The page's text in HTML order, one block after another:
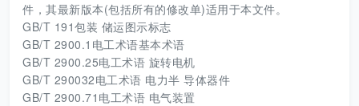
件，其最新版本(包括所有的修改单)适用于本文件。
GB/T 191包装 储运图示标志
GB/T 2900.1电工术语基本术语
GB/T 2900.25电工术语 旋转电机
GB/T 290032电工术语 电力半 导体器件
GB/T 2900.71电工术语 电气装置